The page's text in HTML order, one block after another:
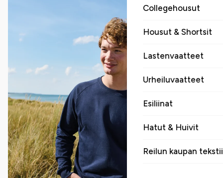
Collegehousut
Housut & Shortsit
Lastenvaatteet
Urheiluvaatteet
Esiliinat
Hatut & Huivit
Reilun kaupan